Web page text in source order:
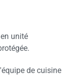
unité
de cuisine